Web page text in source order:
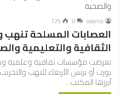
islamic
0
125
العصابات المسلحة
الثقافية والتعليمية
تعرضت مؤسسات ثقافية وعلمية
بورت أو برنس الأربعاء للنهب
أبرزها المكتب…